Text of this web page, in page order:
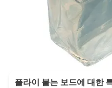
플라이 붙는 보드에 대한